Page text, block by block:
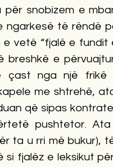
snobizem e
ngarkesë të rëndë
vetë “fjalë e fundit
breshkë e
çast nga një frikë
me shtrehë,
që sipas
pushtetor.
ta u rri më bukur),
fjalëz e leksikut